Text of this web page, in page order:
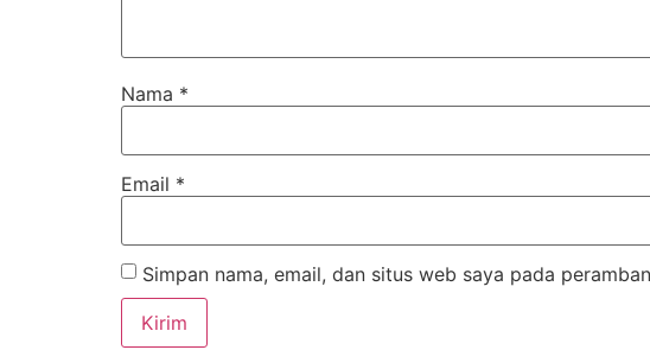
Nama *
Email *
Simpan nama, email, dan situs web saya pada